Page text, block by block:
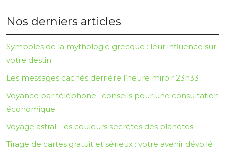
Nos derniers articles
Symboles de la mythologie grecque : leur influence sur
votre destin
Les messages cachés derrière l’heure miroir 23h33
Voyance par téléphone : conseils pour une consultation
économique
Voyage astral : les couleurs secrètes des planètes
Tirage de cartes gratuit et sérieux : votre avenir dévoilé